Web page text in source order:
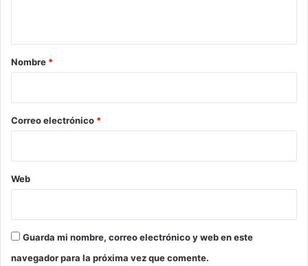
r
*
Nombre *
Correo electrónico *
Web
Guarda mi nombre, correo electrónico y web en este
navegador para la próxima vez que comente.